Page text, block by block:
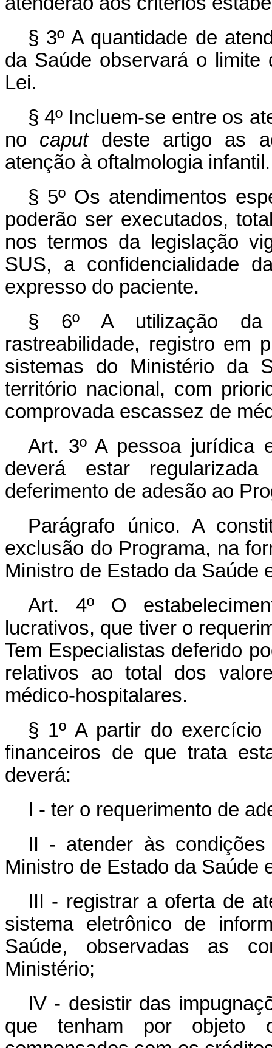
§ 3º A quantidade de
da Saúde observará o
Lei.
§ 4º Incluem-se entre os
no caputdeste artigo as
atenção à oftalmologia infantil.
§ 5º Os atendimentos
poderão ser executados,
nos termos da legislação
SUS, a confidencialidade
expresso do paciente.
§ 6º A utilização da
rastreabilidade, registro em
sistemas do Ministério da
território nacional, com
comprovada escassez de
Art. 3º A pessoa jurídica
deverá estar
deferimento de adesão ao
Parágrafo único. A
exclusão do Programa, na
Ministro de Estado da Saúde
Art. 4º
O
lucrativos, que tiver o
Tem Especialistas deferido
relativos ao total dos
médico-hospitalares.
§ 1º A partir do
financeiros de que trata
deverá:
I - ter o requerimento de
II - atender às
Ministro de Estado da Saúde
III - registrar a oferta de
sistema eletrônico de
Saúde, observadas as
Ministério;
IV - desistir das
que tenham por objeto